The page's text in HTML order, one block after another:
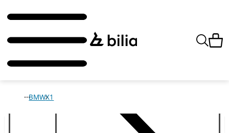
BMWX1